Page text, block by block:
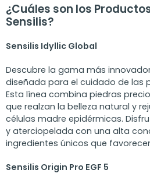
¿Cuáles son los
Sensilis?
Sensilis Idyllic Global
Descubre la gama más
diseñada para el cuidado de las
Esta línea combina piedras
que realzan la belleza natural y
células madre epidérmicas.
y aterciopelada con una alta
ingredientes únicos que
Sensilis Origin Pro EGF 5